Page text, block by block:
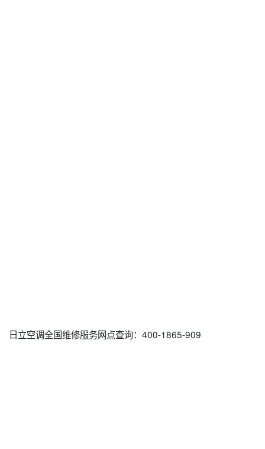
日立空调全国维修服务网点查询：400-1865-909